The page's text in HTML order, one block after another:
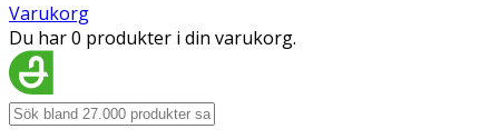
Varukorg
Du har 0 produkter i din varukorg.